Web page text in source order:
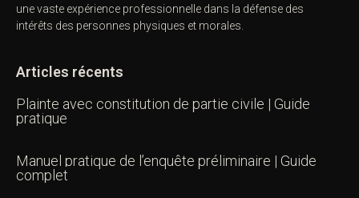
une vaste expérience professionnelle dans la défense des
intérêts des personnes physiques et morales.
Articles récents
Plainte avec constitution de partie civile | Guide
pratique
Manuel pratique de l’enquête préliminaire | Guide
complet